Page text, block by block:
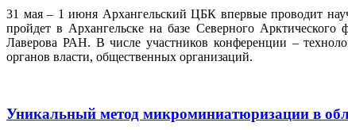
31 мая – 1 июня Архангельский ЦБК впервые проводит
пройдет в Архангельске на базе Северного
Лаверова РАН. В числе участников конференции –
органов власти, общественных организаций.
Уникальный метод микроминиатюризации в